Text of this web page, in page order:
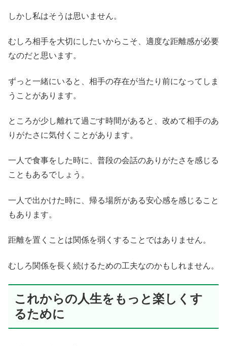
しかし私はそうは思いません。
むしろ相手を大切にしたいからこそ、適度な距離感が必要
なのだと思います。
ずっと一緒にいると、相手の存在が当たり前になってしま
うことがあります。
ところが少し離れて過ごす時間があると、改めて相手のあ
りがたさに気付くことがあります。
一人で食事をした時に、普段の会話のありがたさを感じる
こともあるでしょう。
一人で出かけた時に、帰る場所がある安心感を感じること
もあります。
距離を置くことは関係を弱くすることではありません。
むしろ関係を長く続けるための工夫なのかもしれません。
これからの人生をもっと楽しくす
るために